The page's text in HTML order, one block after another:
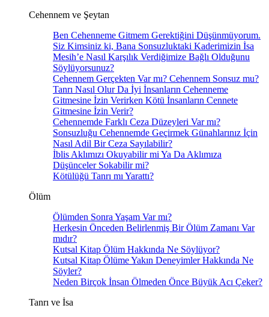
Cehennem ve Şeytan
Ben Cehenneme Gitmem Gerektiğini Düşünmüyorum.
Siz Kimsiniz ki, Bana Sonsuzluktaki Kaderimizin İsa
Mesih’e Nasıl Karşılık Verdiğimize Bağlı Olduğunu
Söylüyorsunuz?
Cehennem Gerçekten Var mı? Cehennem Sonsuz mu?
Tanrı Nasıl Olur Da İyi İnsanların Cehenneme
Gitmesine İzin Verirken Kötü İnsanların Cennete
Gitmesine İzin Verir?
Cehennemde Farklı Ceza Düzeyleri Var mı?
Sonsuzluğu Cehennemde Geçirmek Günahlarınız İçin
Nasıl Adil Bir Ceza Sayılabilir?
İblis Aklımızı Okuyabilir mi Ya Da Aklımıza
Düşünceler Sokabilir mi?
Kötülüğü Tanrı mı Yarattı?
Ölüm
Ölümden Sonra Yaşam Var mı?
Herkesin Önceden Belirlenmiş Bir Ölüm Zamanı Var
mıdır?
Kutsal Kitap Ölüm Hakkında Ne Söylüyor?
Kutsal Kitap Ölüme Yakın Deneyimler Hakkında Ne
Söyler?
Neden Birçok İnsan Ölmeden Önce Büyük Acı Çeker?
Tanrı ve İsa